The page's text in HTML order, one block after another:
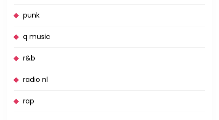
punk
q music
r&b
radio nl
rap